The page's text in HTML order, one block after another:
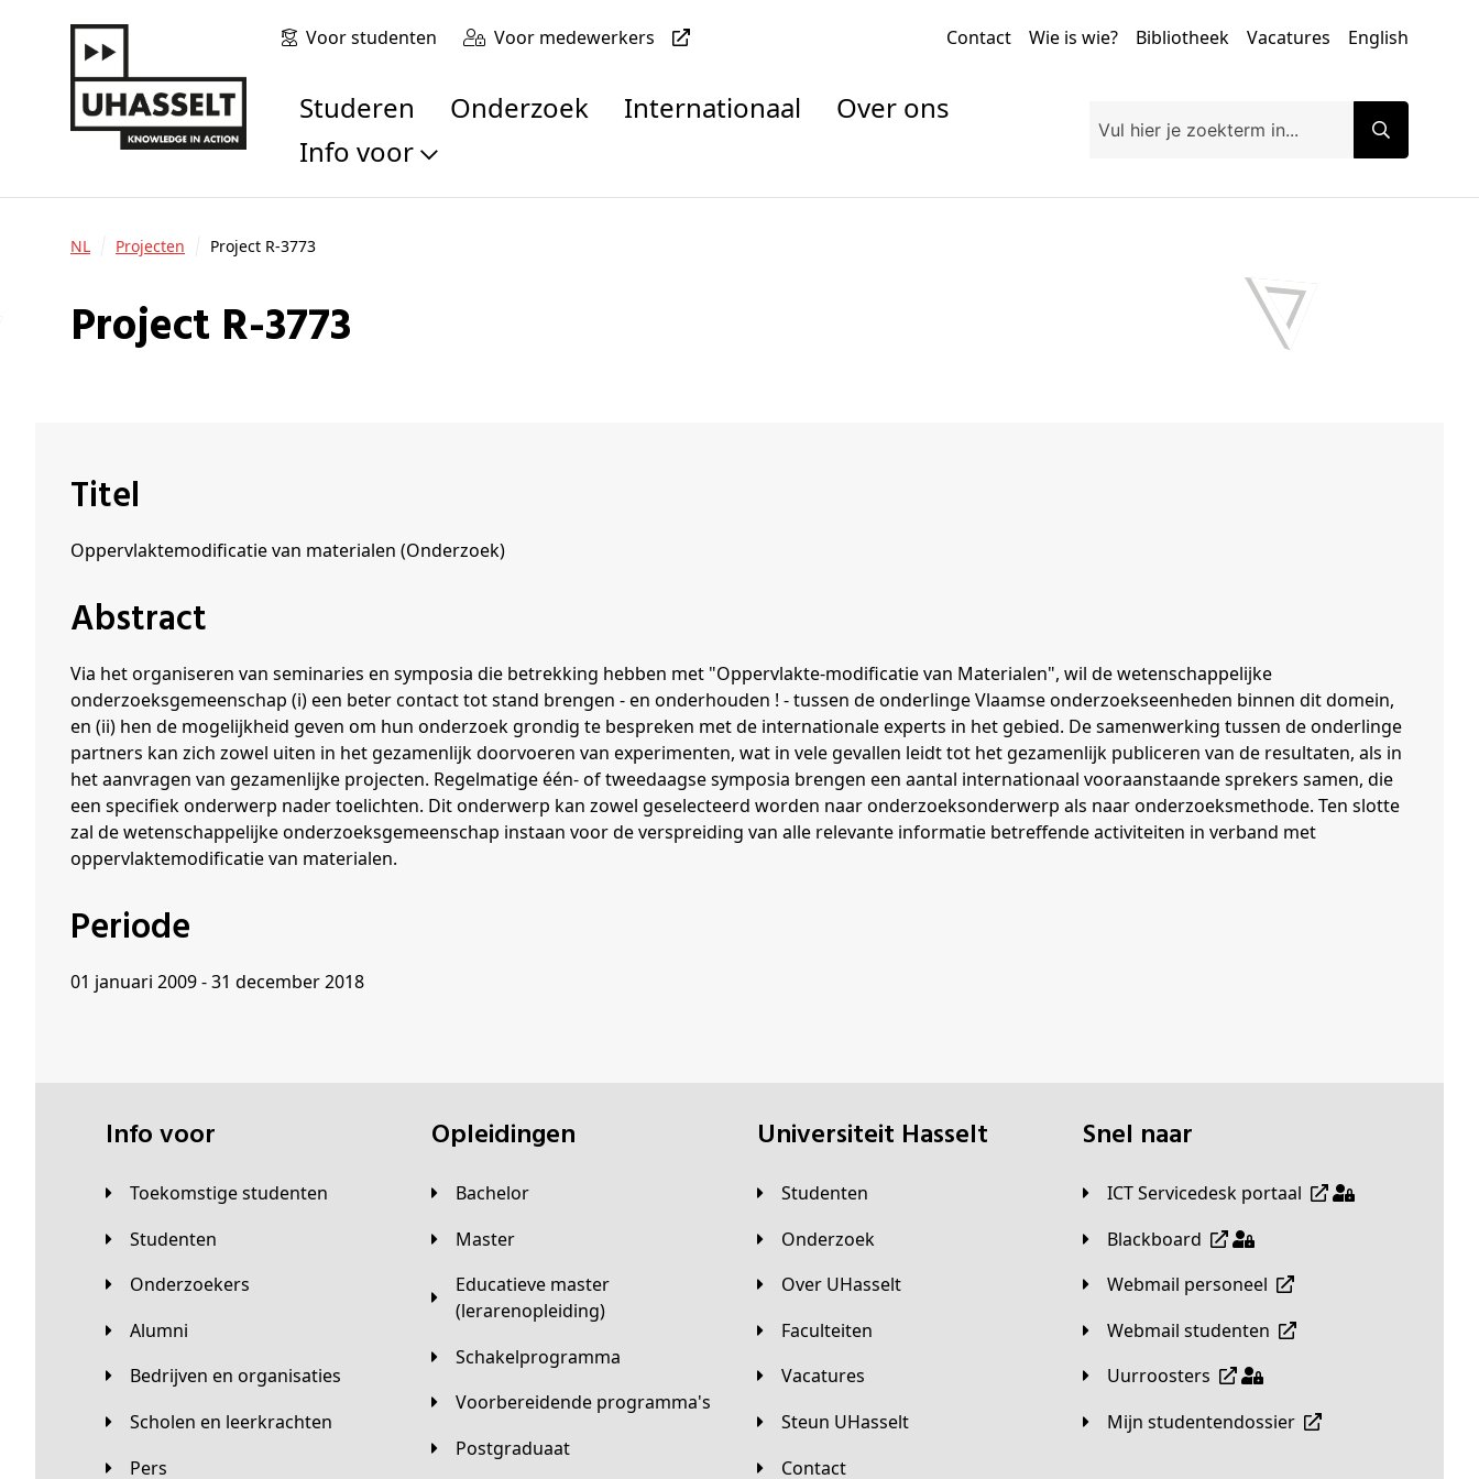
Voor studenten Voor medewerkers Contact Wie is wie? Bibliotheek Vacatures English
Studeren Onderzoek Internationaal
Over ons
Info voor
Toekomstige studenten
Alumni
Bedrijven en organisaties
NL Projecten Project R-3773
Project R-3773
Titel
Oppervlaktemodificatie van materialen (Onderzoek)
Abstract
Via het organiseren van seminaries en symposia die betrekking hebben met "Oppervlakte-modificatie van Materialen", wil de wetenschappelijke
onderzoeksgemeenschap (i) een beter contact tot stand brengen - en onderhouden ! - tussen de onderlinge Vlaamse onderzoekseenheden binnen dit domein,
en (ii) hen de mogelijkheid geven om hun onderzoek grondig te bespreken met de internationale experts in het gebied. De samenwerking tussen de onderlinge
partners kan zich zowel uiten in het gezamenlijk doorvoeren van experimenten, wat in vele gevallen leidt tot het gezamenlijk publiceren van de resultaten, als in
het aanvragen van gezamenlijke projecten. Regelmatige één- of tweedaagse symposia brengen een aantal internationaal vooraanstaande sprekers samen, die
een specifiek onderwerp nader toelichten. Dit onderwerp kan zowel geselecteerd worden naar onderzoeksonderwerp als naar onderzoeksmethode. Ten slotte
zal de wetenschappelijke onderzoeksgemeenschap instaan voor de verspreiding van alle relevante informatie betreffende activiteiten in verband met
oppervlaktemodificatie van materialen.
Periode
01 januari 2009 - 31 december 2018
Info voor
Toekomstige studenten
Studenten
Onderzoekers
Alumni
Bedrijven en organisaties
Scholen en leerkrachten
Pers
Opleidingen
Bachelor
Master
Educatieve master
(lerarenopleiding)
Schakelprogramma
Voorbereidende programma's
Postgraduaat
universiteit Hasselt
Studenten
Onderzoek
Over UHasselt
Faculteiten
Vacatures
Steun UHasselt
Contact
Snel naar
ICT Servicedesk portaal
Blackboard
Webmail personeel
Webmail studenten
Uurroosters
Mijn studentendossier